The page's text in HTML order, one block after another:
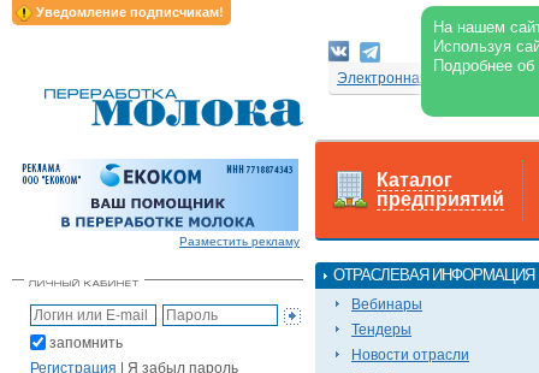
Уведомление подписчикам!
На нашем
Используя
Подробнее
Электронная версия
Разместить рекламу
запомнить
Регистрация | Я забыл пароль
Каталог
предприятий
ОТРАСЛЕВАЯ ИНФОРМАЦИЯ
Вебинары
Тендеры
Новости отрасли